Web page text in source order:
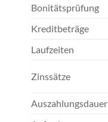
Bonitätsprüfung
Kreditbeträge
Laufzeiten
Zinssätze
Auszahlungsdauer